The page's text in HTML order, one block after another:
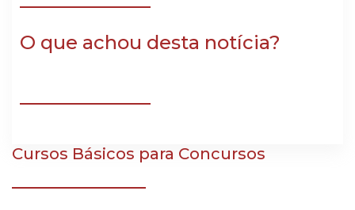
O que achou desta notícia?
Cursos Básicos para Concursos